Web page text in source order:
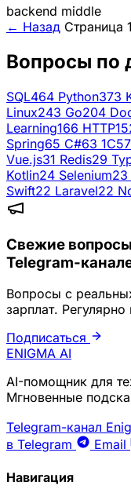
backend middle
← Назад Страница
Вопросы по
SQL464 Python373
Linux243 Go204
Learning166 HTTP
Spring65 C#63 1C57
Vue.js31 Redis29
Kotlin24 Selenium23
Swift22 Laravel22
Свежие
Telegram-
Вопросы с
зарплат. Регулярно
Подписаться
ENIGMA AI
AI-помощник для
Мгновенные
Telegram-канал
в Telegram
Email
Навигация